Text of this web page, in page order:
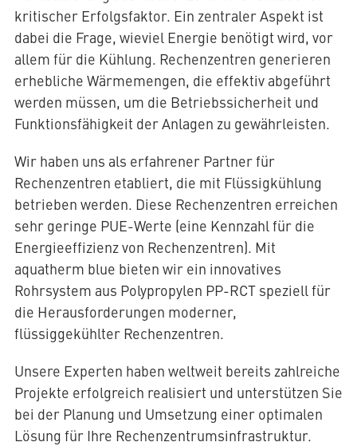
kritischer Erfolgsfaktor. Ein zentraler Aspekt ist
dabei die Frage, wieviel Energie benötigt wird, vor
allem für die Kühlung. Rechenzentren generieren
erhebliche Wärmemengen, die effektiv abgeführt
werden müssen, um die Betriebssicherheit und
Funktionsfähigkeit der Anlagen zu gewährleisten.
Wir haben uns als erfahrener Partner für
Rechenzentren etabliert, die mit Flüssigkühlung
betrieben werden. Diese Rechenzentren erreichen
sehr geringe PUE-Werte (eine Kennzahl für die
Energieeffizienz von Rechenzentren). Mit
aquatherm blue bieten wir ein innovatives
Rohrsystem aus Polypropylen PP-RCT speziell für
die Herausforderungen moderner,
flüssiggekühlter Rechenzentren.
Unsere Experten haben weltweit bereits zahlreiche
Projekte erfolgreich realisiert und unterstützen Sie
bei der Planung und Umsetzung einer optimalen
Lösung für Ihre Rechenzentrumsinfrastruktur.